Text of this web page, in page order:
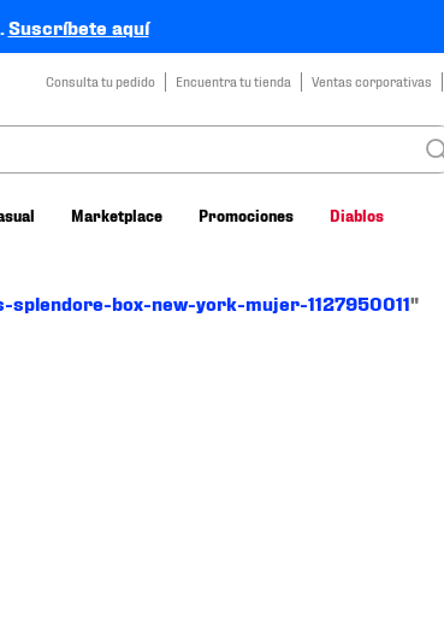
Suscríbete aquí
Consulta tu pedido Encuentra tu tienda Ventas corporativas
Marketplace Promociones Diablos
splendore-box-new-york-mujer-1127950011"